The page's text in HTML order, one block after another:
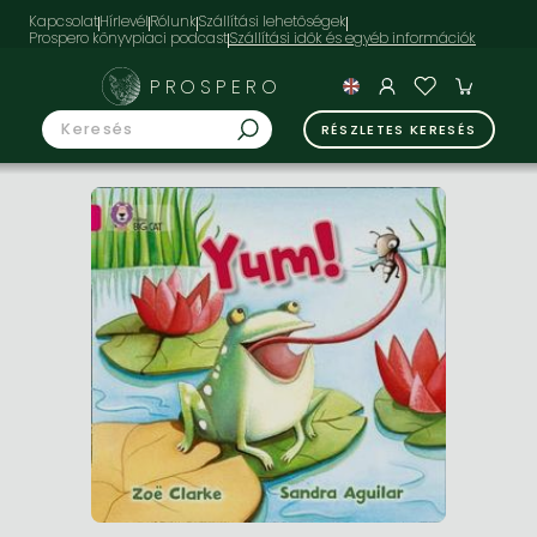
KapcsolatHírlevélRólunkSzállítási lehetőségek
Prospero könyvpiaci podcast
PROSPERO
RÉSZLETES KERESÉS